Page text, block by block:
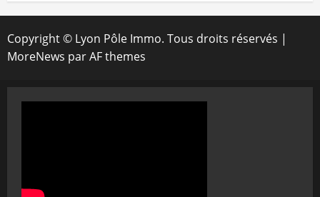
Copyright © Lyon Pôle Immo. Tous droits réservés |
MoreNews par AF themes